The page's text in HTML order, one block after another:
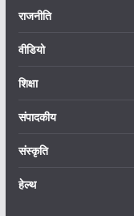
राजनीति
वीडियो
शिक्षा
संपादकीय
संस्कृति
हेल्थ